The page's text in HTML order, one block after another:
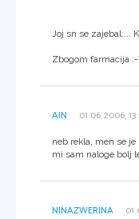
Joj sn se zajebal....
Zbogom farmacija
AIN 01.06.2006,
neb rekla, men se
mi sam naloge bolj
NINAZWERINA